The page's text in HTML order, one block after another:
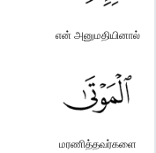
என் அனுமதியினால்
மரணித்தவர்களை